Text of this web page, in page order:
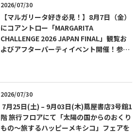
2026/07/30
【マルガリータ好き必見！】8月7日（金）
にコアントロー「MARGARITA
CHALLENGE 2026 JAPAN FINAL」観覧お
よびアフターパーティイベント開催！参加
2026/07/30
7月25日(土) – 9月03日(木)蔦屋書店3号館1
階 旅行フロアにて「太陽の国からのおくり
もの～旅するハッピーメキシコ」フェアを